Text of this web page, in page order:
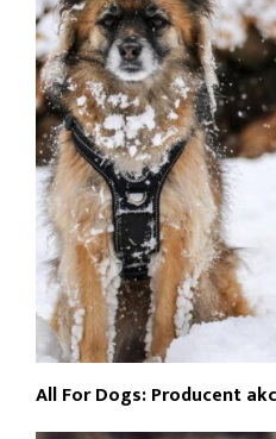
All For Dogs: Producent